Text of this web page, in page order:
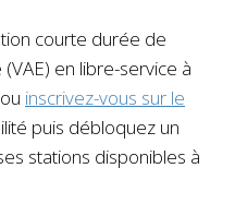
courte durée de
en libre-service à
inscrivez-vous sur le
puis débloquez un
stations disponibles à